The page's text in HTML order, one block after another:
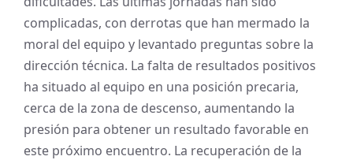
complicadas, con derrotas que han mermado la
moral del equipo y levantado preguntas sobre la
dirección técnica. La falta de resultados positivos
ha situado al equipo en una posición precaria,
cerca de la zona de descenso, aumentando la
presión para obtener un resultado favorable en
este próximo encuentro. La recuperación de la